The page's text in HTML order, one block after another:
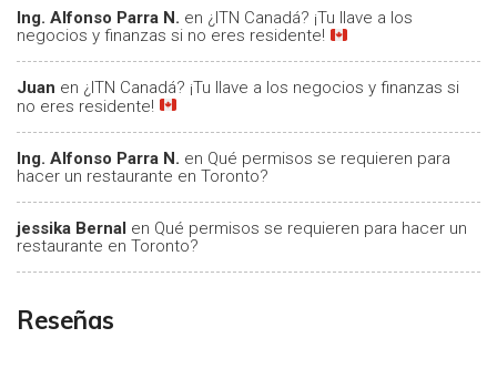
Ing. Alfonso Parra N. en ¿ITN Canadá? ¡Tu llave a los
negocios y finanzas si no eres residente!
Juan en ¿ITN Canadá? ¡Tu llave a los negocios y finanzas si
no eres residente!
Ing. Alfonso Parra N. en Qué permisos se requieren para
hacer un restaurante en Toronto?
jessika Bernal en Qué permisos se requieren para hacer un
restaurante en Toronto?
Reseñas